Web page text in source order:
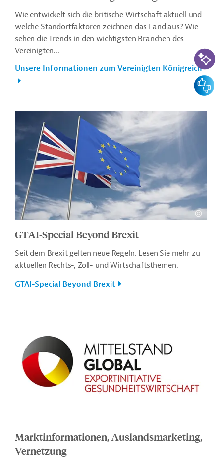
Wie entwickelt sich die britische Wirtschaft aktuell und
welche Standortfaktoren zeichnen das Land aus? Wie
sehen die Trends in den wichtigsten Branchen des
Vereinigten...
Unsere Informationen zum Vereinigten Königreich
GTAI-Special Beyond Brexit
Seit dem Brexit gelten neue Regeln. Lesen Sie mehr zu
aktuellen Rechts-, Zoll- und Wirtschaftsthemen.
GTAI-Special Beyond Brexit
Marktinformationen, Auslandsmarketing,
Vernetzung
KI-